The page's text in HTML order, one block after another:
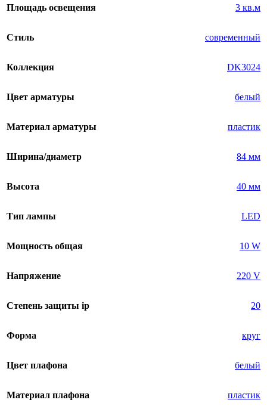
Площадь освещения 3 кв.м
Стиль современный
Коллекция DK3024
Цвет арматуры белый
Материал арматуры пластик
Ширина/диаметр 84 мм
Высота 40 мм
Тип лампы LED
Мощность общая 10 W
Напряжение 220 V
Степень защиты ip 20
Форма круг
Цвет плафона белый
Материал плафона пластик